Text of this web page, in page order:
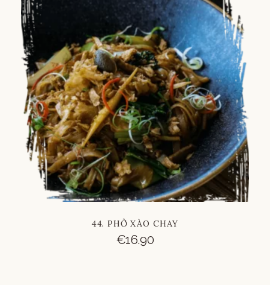
44. PHỞ XÀO CHAY
€16.90
Vietnamese
Russian